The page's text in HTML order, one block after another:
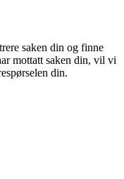
saken din og finne
mottatt saken din, vil vi
din.